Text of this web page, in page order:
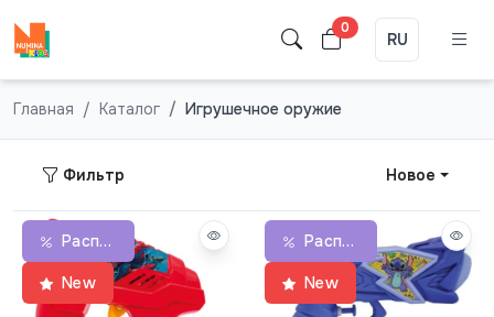
0
RU
Главная Каталог Игрушечное оружие
Фильтр Новое
Распродажа
New
Распродажа
New